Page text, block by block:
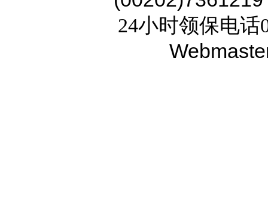
24小时领保电话